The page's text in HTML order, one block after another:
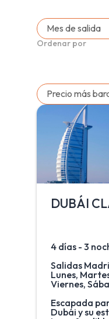
Mes de salida
Ordenar por
Precio más
DUBÁI
4 días - 3
Salidas
Lunes,
Viernes,
Escapada
Dubái y su